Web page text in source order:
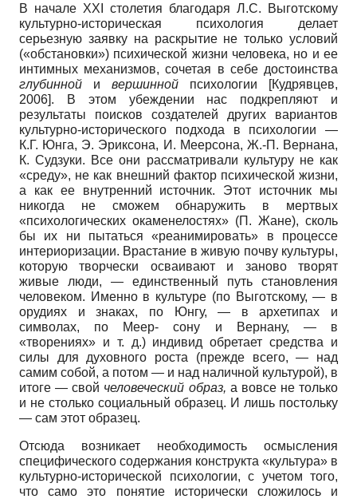
В начале XXI
столетия благодаря Л.С. Выготскому
культурно-историческая психология делает
серьезную заявку на раскрытие не только условий
(«обстановки») психической жизни человека, но и ее
интимных механизмов, сочетая в себе достоинства
глубинной и вершинной психологии [Кудрявцев,
2006].
В этом убеждении нас подкрепляют и
результаты поисков создателей других вариантов
культурно-исторического подхода в психологии —
К.Г. Юнга, Э. Эриксона, И. Меерсона, Ж.-П. Вернана,
К. Судзуки. Все они рассматривали культуру не как
«среду», не как внешний фактор психической жизни,
а как ее внутренний источник. Этот источник мы
никогда не сможем обнаружить в мертвых
«психологических окаменелостях» (П. Жане), сколь
бы их ни пытаться «реанимировать» в процессе
интериоризации. Врастание в живую почву культуры,
которую творчески осваивают и заново творят
живые люди, — единственный путь становления
человеком. Именно в культуре (по Выготскому,— в
орудиях и знаках, по Юнгу,— в архетипах и
символах, по Меер- сону и Вернану, — в
«творениях» и т. д.) индивид обретает средства и
силы для духовного роста (прежде всего,— над
самим собой, а потом — и над наличной культурой), в
итоге—свой человеческий образ, а вовсе не только
и не столько социальный образец. И лишь постольку
— сам этот образец.
Отсюда возникает необходимость осмысления
специфического содержания конструкта «культура» в
культурно-исторической психологии, с учетом того,
что само это понятие исторически сложилось и